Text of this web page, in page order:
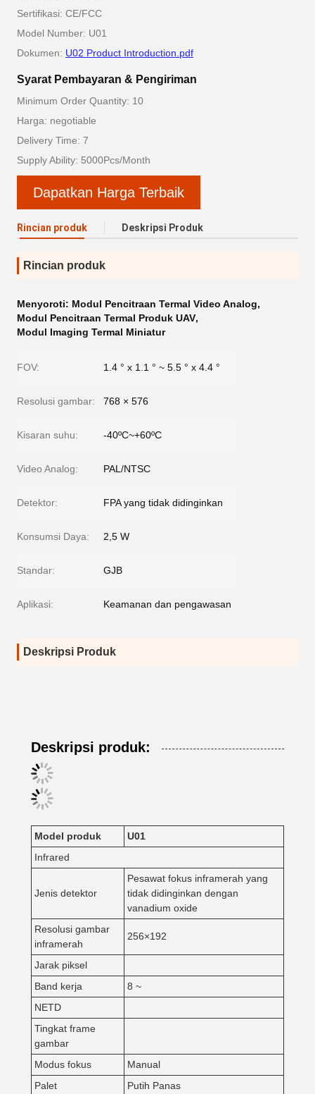
Sertifikasi: CE/FCC
Model Number: U01
Dokumen: U02 Product Introduction.pdf
Syarat Pembayaran & Pengiriman
Minimum Order Quantity: 10
Harga: negotiable
Delivery Time: 7
Supply Ability: 5000Pcs/Month
Dapatkan Harga Terbaik
Rincian produk Deskripsi Produk
Rincian produk
Menyoroti: Modul Pencitraan Termal Video Analog,
Modul Pencitraan Termal Produk UAV,
Modul Imaging Termal Miniatur
FOV: 1.4 ° x 1.1 ° ~ 5.5 ° x 4.4 °
Resolusi gambar: 768 × 576
Kisaran suhu: -40ºC~+60ºC
Video Analog: PAL/NTSC
Detektor: FPA yang tidak didinginkan
Konsumsi Daya: 2,5 W
Standar: GJB
Aplikasi: Keamanan dan pengawasan
Deskripsi Produk
Deskripsi produk:
Model produk U01
Infrared
Jenis detektor
Pesawat fokus inframerah yang
tidak didinginkan dengan
vanadium oxide
Resolusi gambar
inframerah
256×192
Jarak piksel
Band kerja
8 ~
NETD
Tingkat frame
gambar
Modus fokus
Manual
Palet
Putih Panas